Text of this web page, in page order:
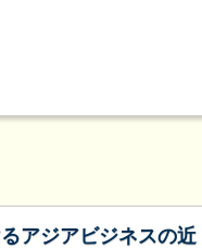
アジアビジネスの近